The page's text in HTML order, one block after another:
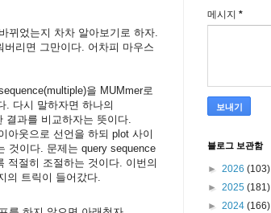
뀌었는지 차차 알아보기로 하자.
리면 그만이다. 어차피 마우스
을 MUMmer로
. 다시 말하자면 하나의
결과를 비교하자는 뜻이다.
아웃으로 선언을 하되 plot 사이
것이다. 문제는 query sequence
적절히 조절하는 것이다. 이번의
의 트릭이 들어갔다.
메시지 *
블로그 보관함
► 2026 (103)
► 2025 (181)
► 2024 (166)